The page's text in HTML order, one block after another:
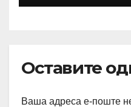
Оставите
Ваша адреса е-поште